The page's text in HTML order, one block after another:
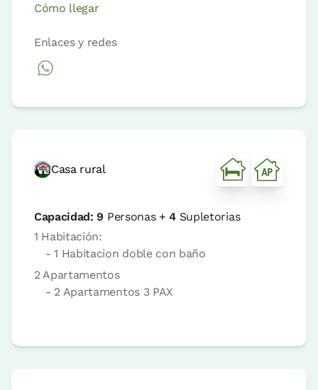
Cómo llegar
Enlaces y redes
Casa rural
Capacidad:9 Personas +4 Supletorias
1 Habitación:
- 1 Habitacion doble con baño
2 Apartamentos
- 2 Apartamentos 3 PAX